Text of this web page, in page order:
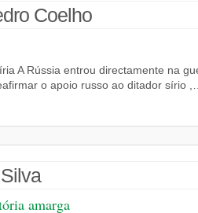
Coelho
A Rússia entrou directamente na
o apoio russo ao ditador sírio ,…
amarga